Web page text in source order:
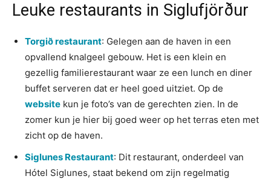
Leuke restaurants in Siglufjörður
Torgið restaurant: Gelegen aan de haven in een
opvallend knalgeel gebouw. Het is een klein en
gezellig familierestaurant waar ze een lunch en diner
buffet serveren dat er heel goed uitziet. Op de
website kun je foto’s van de gerechten zien. In de
zomer kun je hier bij goed weer op het terras eten met
zicht op de haven.
Siglunes Restaurant: Dit restaurant, onderdeel van
Hótel Siglunes, staat bekend om zijn regelmatig